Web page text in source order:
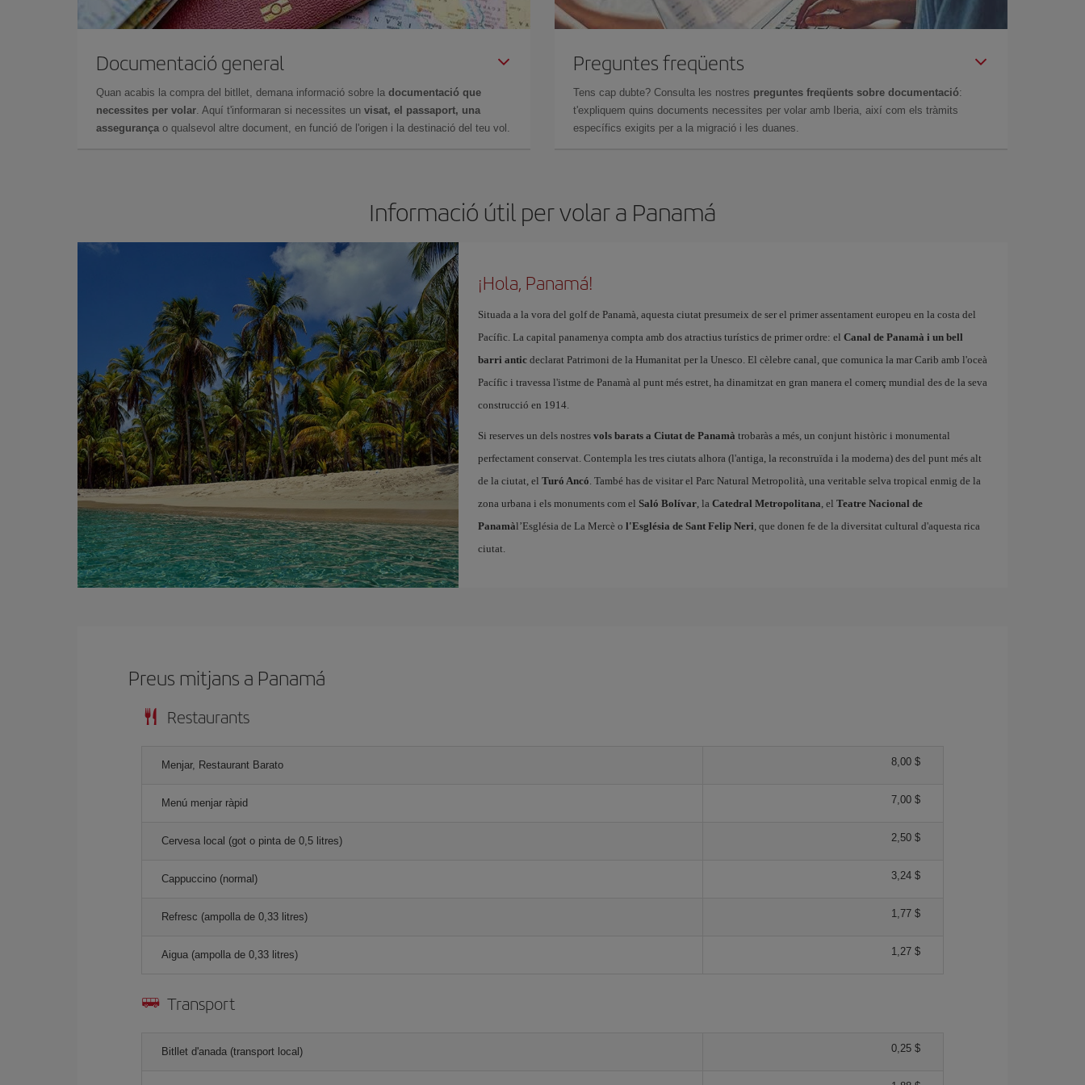
Documentació general
Quan acabis la compra del bitllet, demana informació sobre la documentació que
necessites per volar. Aquí t'informaran si necessites un visat, el passaport, una
assegurança o qualsevol altre document, en funció de l'origen i la destinació del teu vol.
Preguntes freqüents
Tens cap dubte? Consulta les nostres preguntes freqüents sobre documentació:
t'expliquem quins documents necessites per volar amb Iberia, així com els tràmits
específics exigits per a la migració i les duanes.
Informació útil per volar a Panam
¡Hola, Panamá!
Situada a la vora del golf de Panamà, aquesta ciutat presumeix de ser el primer assentament europeu en la costa del
Pacífic. La capital panamenya compta amb dos atractius turístics de primer ordre: el Canal de Panamà i un bell
barri anticdeclarat Patrimoni de la Humanitat per la Unesco. El cèlebre canal, que comunica la mar Carib amb l'oceà
Pacífic i travessa l'istme de Panamà al punt més estret, ha dinamitzat en gran manera el comerç mundial des de la seva
construcció en 1914.
Si reserves un dels nostres vols barats a Ciutat de Panamà trobaràs a més, un conjunt històric i monumental
perfectament conservat. Contempla les tres ciutats alhora (l'antiga, la reconstruïda i la moderna) des del punt més alt
de la ciutat, el Turó Ancó. També has de visitar el Parc Natural Metropolità, una veritable selva tropical enmig de la
zona urbana i els monuments com el Saló Bolívar, la Catedral Metropolitana, el Teatre Nacional de
Panamàl’Església de La Mercè o l'Església de Sant Felip Neri, que donen fe de la diversitat cultural d'aquesta rica
ciutat.
Preus mitjans a Panam
Restaurants
Menjar, Restaurant Barato 8,00 $
Menú menjar ràpid 7,00 $
Cervesa local (got o pinta de 0,5 litres) 2,50 $
Cappuccino (normal) 3,24 $
Refresc (ampolla de 0,33 litres) 1,77 $
Aigua (ampolla de 0,33 litres) 1,27 $
Transport
Bitllet d'anada (transport local) 0,25 $